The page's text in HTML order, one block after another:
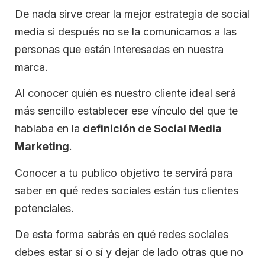
De nada sirve crear la mejor estrategia de social
media si después no se la comunicamos a las
personas que están interesadas en nuestra
marca.
Al conocer quién es nuestro cliente ideal será
más sencillo establecer ese vínculo del que te
hablaba en la definición de Social Media
Marketing.
Conocer a tu publico objetivo te servirá para
saber en qué redes sociales están tus clientes
potenciales.
De esta forma sabrás en qué redes sociales
debes estar sí o sí y dejar de lado otras que no